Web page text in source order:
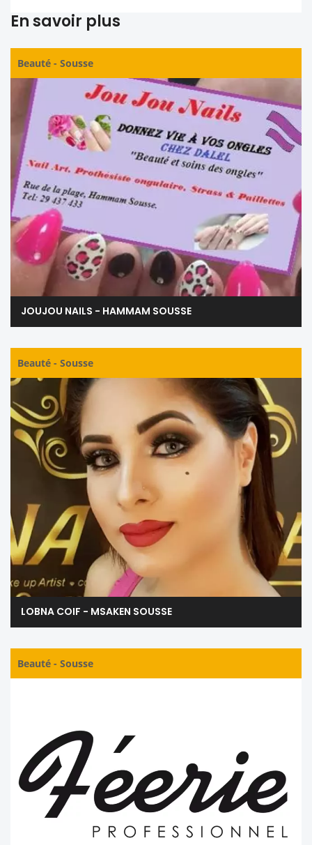
En savoir plus
Beauté - Sousse
JOUJOU NAILS - HAMMAM SOUSSE
Beauté - Sousse
LOBNA COIF - MSAKEN SOUSSE
Beauté - Sousse